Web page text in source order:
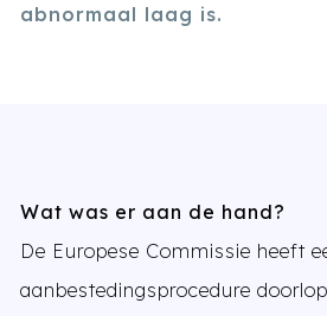
abnormaal laag is.
Wat was er aan de hand?
De Europese Commissie heeft
aanbestedingsprocedure